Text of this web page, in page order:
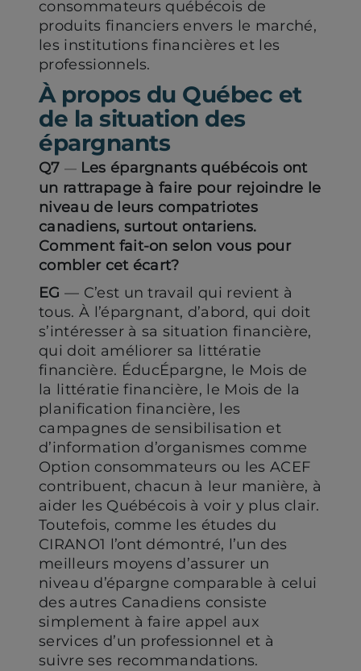
consommateurs québécois de
produits financiers envers le marché,
les institutions financières et les
professionnels.
À propos du Québec et
de la situation des
épargnants
Q7 — Les épargnants québécois ont
un rattrapage à faire pour rejoindre le
niveau de leurs compatriotes
canadiens, surtout ontariens.
Comment fait-on selon vous pour
combler cet écart?
EG — C’est un travail qui revient à
tous. À l’épargnant, d’abord, qui doit
s’intéresser à sa situation financière,
qui doit améliorer sa littératie
financière. ÉducÉpargne, le Mois de
la littératie financière, le Mois de la
planification financière, les
campagnes de sensibilisation et
d’information d’organismes comme
Option consommateurs ou les ACEF
contribuent, chacun à leur manière, à
aider les Québécois à voir y plus clair.
Toutefois, comme les études du
CIRANO1 l’ont démontré, l’un des
meilleurs moyens d’assurer un
niveau d’épargne comparable à celui
des autres Canadiens consiste
simplement à faire appel aux
services d’un professionnel et à
suivre ses recommandations.